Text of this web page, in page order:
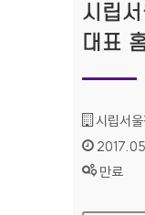
시립
대표
기관명 :
시립서
인증기간 :
상태 :
만료